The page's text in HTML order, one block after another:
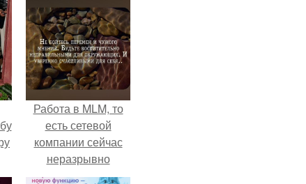
Работа в MLM, то
есть сетевой
компании сейчас
неразрывно
связана с создание